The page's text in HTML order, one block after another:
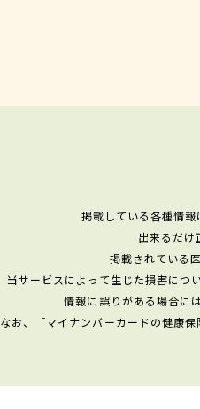
掲載している各種情報
出来るだけ
掲載されている
当サービスによって生じた損害につ
情報に誤りがある場合に
なお、「マイナンバーカードの健康